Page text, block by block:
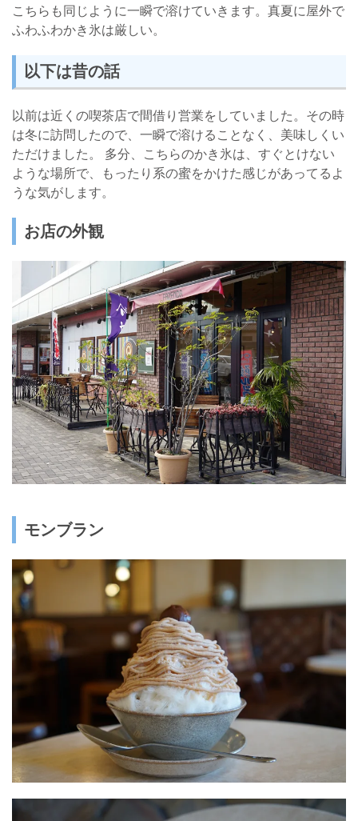
こちらも同じように一瞬で溶けていきます。真夏に屋外で
ふわふわかき氷は厳しい。
以下は昔の話
以前は近くの喫茶店で間借り営業をしていました。その時
は冬に訪問したので、一瞬で溶けることなく、美味しくい
ただけました。 多分、こちらのかき氷は、すぐとけない
ような場所で、もったり系の蜜をかけた感じがあってるよ
うな気がします。
お店の外観
モンブラン